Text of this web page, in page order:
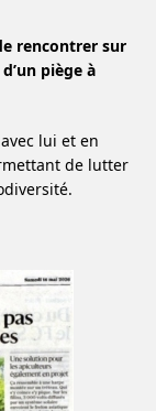
rencontrer sur
piège à
lui et en
de lutter